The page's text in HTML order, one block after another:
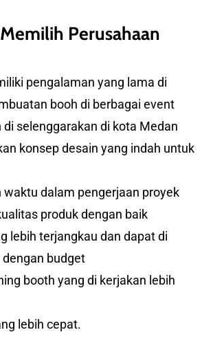
Perusahaan
pengalaman yang lama di
booh di berbagai event
di selenggarakan di kota Medan
konsep desain yang indah untuk
waktu dalam pengerjaan proyek
produk dengan baik
lebih terjangkau dan dapat di
budget
booth yang di kerjakan lebih
lebih cepat.